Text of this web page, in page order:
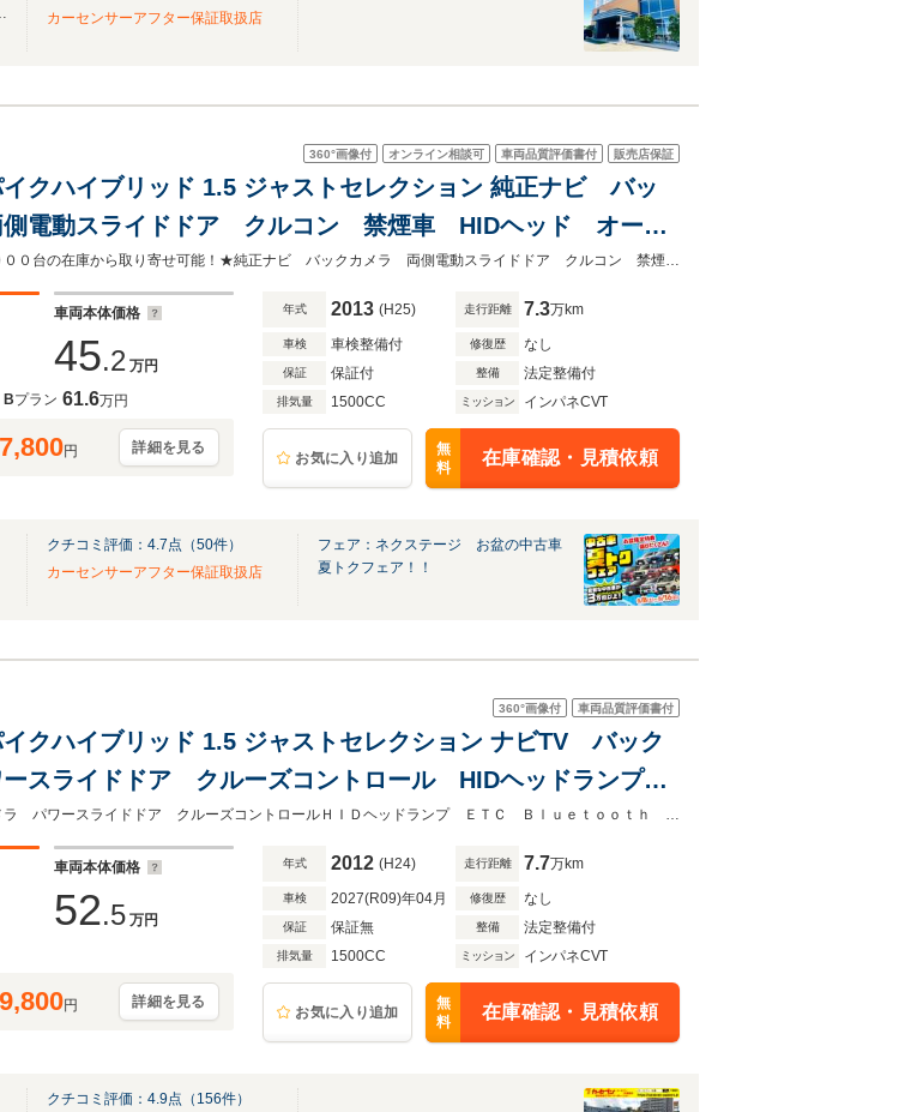
動車 全てお任せ下さい！
カーセンサーアフター保証取扱店
360°画像付 オンライン相談可 車両品質評価書付 販売店保証
イクハイブリッド 1.5 ジャストセレクション 純正ナビ バッ
電動スライドドア クルコン 禁煙車 HIDヘッド オート
グ Bluetooth再生 ETC オートエアコン スマートキー★グループ約３０，０００台の在庫から取り寄せ可能！★純正ナビ バックカメラ 両側電動スライドドア クルコン 禁煙車 ＨＩＤヘッド オートライト フルセグ
車両本体価格
45.2 万円
Bプラン 61.6万円
7,800円 詳細を見る
年式 2013 (H25) 走行距離 7.3万km
車検 車検整備付 修復歴 なし
保証 保証付 整備 法定整備付
排気量 1500CC ミッション インパネCVT
お気に入り追加
無
料
在庫確認・見積依頼
クチコミ評価： 4.7点（50件）
カーセンサーアフター保証取扱店
フェア：ネクステージ お盆の中古車
夏トクフェア！！
360°画像付 車両品質評価書付
イクハイブリッド 1.5 ジャストセレクション ナビTV バック
スライドドア クルーズコントロール HIDヘッドランプ
横滑り防止 カーゴスポットライト ビルトインテーブ
コン 後方視覚支援ミラ
ナビＴＶ バックカメラ パワースライドドア クルーズコントロールＨＩＤヘッドランプ ＥＴＣ Ｂｌｕｅｔｏｏｔｈ 横滑り防止 カーゴスポットライト ビルトインテーブル
車両本体価格
52.5 万円
9,800円 詳細を見る
年式 2012 (H24) 走行距離 7.7万km
車検 2027(R09)年04月 修復歴 なし
保証 保証無 整備 法定整備付
排気量 1500CC ミッション インパネCVT
お気に入り追加
無
料
在庫確認・見積依頼
クチコミ評価： 4.9点（ 156件）